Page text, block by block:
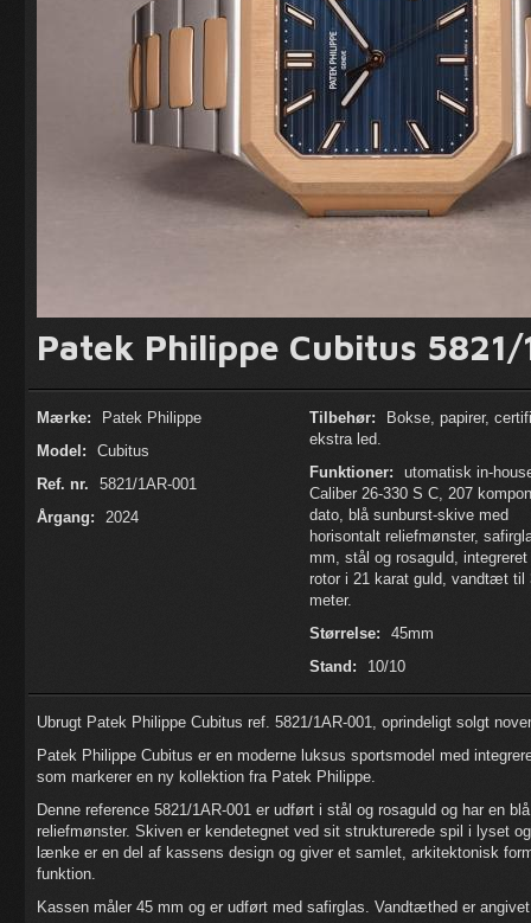
Patek Philippe Cubitus
Mærke:
Patek Philippe
Model:
Cubitus
Ref. nr.
5821/1AR-001
Årgang:
2024
Tilbehør:
Bokse, papirer,
ekstra led.
Funktioner:
utomatisk in-
Caliber 26-330 S C, 207
dato, blå sunburst-skive med
horisontalt reliefmønster,
mm, stål og rosaguld,
rotor i 21 karat guld, vandtæt til
meter.
Størrelse:
45mm
Stand:
10/10
Ubrugt Patek Philippe Cubitus ref. 5821/1AR-001, oprindeligt solgt
Patek Philippe Cubitus er en moderne luksus sportsmodel med
som markerer en ny kollektion fra Patek Philippe.
Denne reference 5821/1AR-001 er udført i stål og rosaguld og har en
reliefmønster. Skiven er kendetegnet ved sit strukturerede spil i lyset
lænke er en del af kassens design og giver et samlet, arkitektonisk
funktion.
Kassen måler 45 mm og er udført med safirglas. Vandtæthed er